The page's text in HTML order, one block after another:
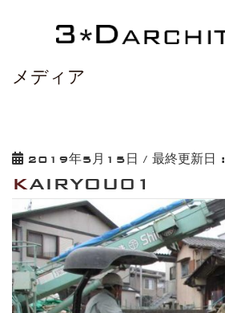
メディア
2019年5月15日 / 最終更新日 :
KAIRYOU01